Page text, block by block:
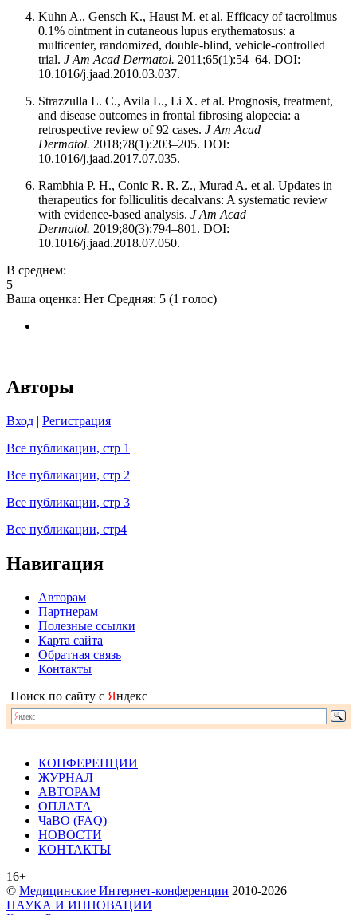
Kuhn A., Gensch K., Haust M. et al. Efficacy of tacrolimus
0.1% ointment in cutaneous lupus erythematosus: a
multicenter, randomized, double-blind, vehicle-controlled
trial. J Am Acad Dermatol. 2011;65(1):54–64. DOI:
10.1016/j.jaad.2010.03.037.
Strazzulla L. C., Avila L., Li X. et al. Prognosis, treatment,
and disease outcomes in frontal fibrosing alopecia: a
retrospective review of 92 cases. J Am Acad
Dermatol. 2018;78(1):203–205. DOI:
10.1016/j.jaad.2017.07.035.
Rambhia P. H., Conic R. R. Z., Murad A. et al. Updates in
therapeutics for folliculitis decalvans: A systematic review
with evidence-based analysis. J Am Acad
Dermatol. 2019;80(3):794–801. DOI:
10.1016/j.jaad.2018.07.050.
В среднем:
5
Ваша оценка: Нет Средняя: 5 (1 голос)
Авторы
Вход | Регистрация
Все публикации, стр 1
Все публикации, стр 2
Все публикации, стр 3
Все публикации, стр4
Навигация
Авторам
Партнерам
Полезные ссылки
Карта сайта
Обратная связь
Контакты
Поиск по сайту с Яндекс
КОНФЕРЕНЦИИ
ЖУРНАЛ
АВТОРАМ
ОПЛАТА
ЧаВО (FAQ)
НОВОСТИ
КОНТАКТЫ
16+
© Медицинские Интернет-конференции 2010-2026
НАУКА И ИННОВАЦИИ